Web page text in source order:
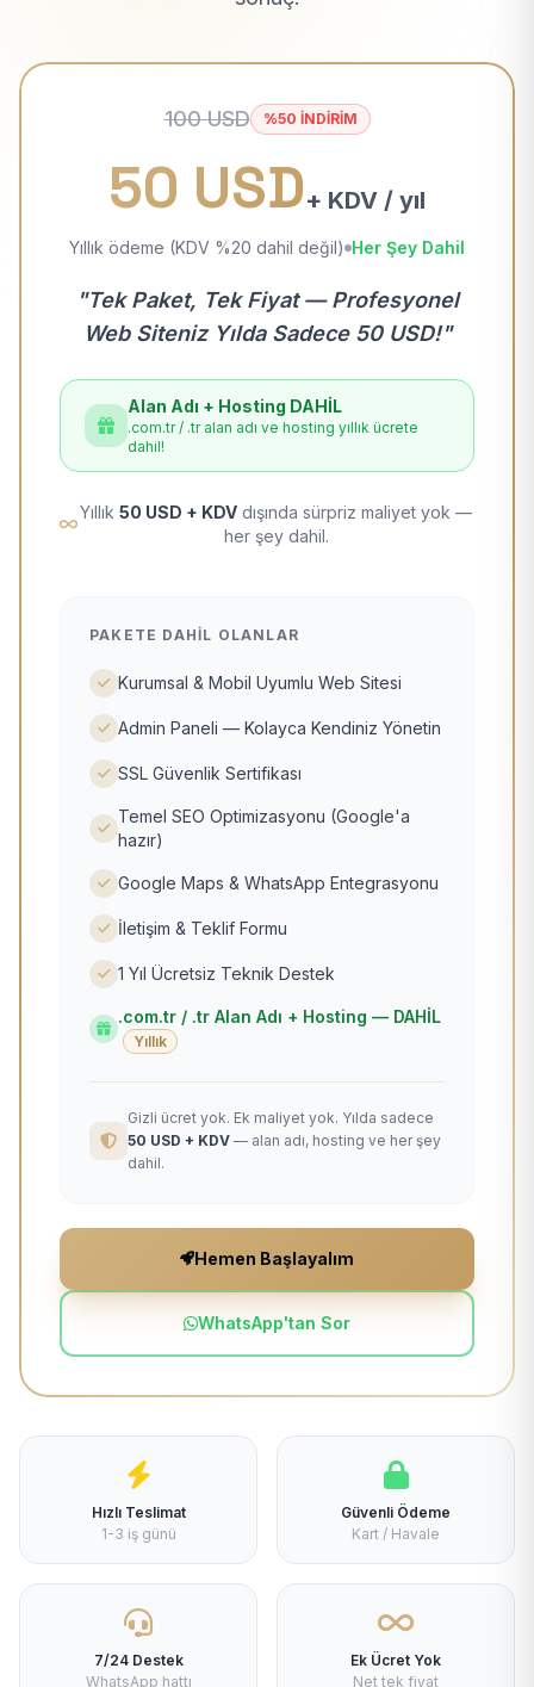
100 USD %50 İNDİRİM
50 USD+ KDV / yıl
Yıllık ödeme (KDV %20 dahil değil) Her Şey Dahil
"Tek Paket, Tek Fiyat — Profesyonel
Web Siteniz Yılda Sadece 50 USD!"
Alan Adı + Hosting DAHİL
.com.tr / .tr alan adı ve hosting yıllık ücrete
dahil!
Yıllık 50 USD + KDV dışında sürpriz maliyet yok —
her şey dahil.
PAKETE DAHIL OLANLAR
Kurumsal & Mobil Uyumlu Web Sitesi
Admin Paneli — Kolayca Kendiniz Yönetin
SSL Güvenlik Sertifikası
Temel SEO Optimizasyonu (Google'a
hazır)
Google Maps & WhatsApp Entegrasyonu
İletişim & Teklif Formu
1 Yıl Ücretsiz Teknik Destek
.com.tr / .tr Alan Adı + Hosting — DAHİL
Yıllık
Gizli ücret yok. Ek maliyet yok. Yılda sadece
50 USD + KDV — alan adı, hosting ve her şey
dahil.
Hemen Başlayalım
WhatsApp'tan Sor
Hızlı Teslimat
1-3 iş günü
Güvenli Ödeme
Kart / Havale
7/24 Destek
WhatsApp hattı
Ek Ücret Yok
Net tek fiyat